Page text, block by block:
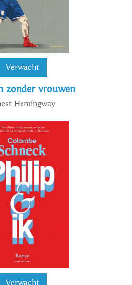
Verwacht
zonder vrouwen
Hemingway
Verwacht